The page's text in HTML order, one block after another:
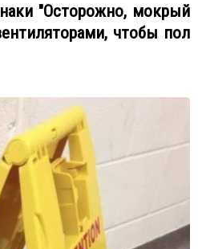
"Осторожно, мокрый
чтобы пол